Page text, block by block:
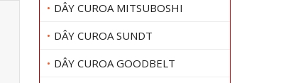
DÂY CUROA MITSUBOSHI
DÂY CUROA SUNDT
DÂY CUROA GOODBELT